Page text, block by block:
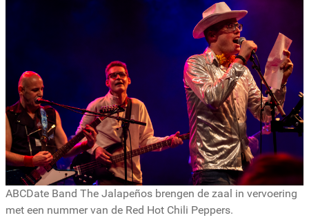
ABCDate Band The Jalapeños brengen de zaal in vervoering
met een nummer van de Red Hot Chili Peppers.